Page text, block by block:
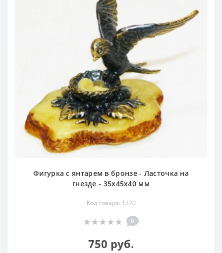
Фигурка с янтарем в бронзе - Ласточка на
гнезде - 35х45х40 мм
Код товара: 1370
0
750 руб.